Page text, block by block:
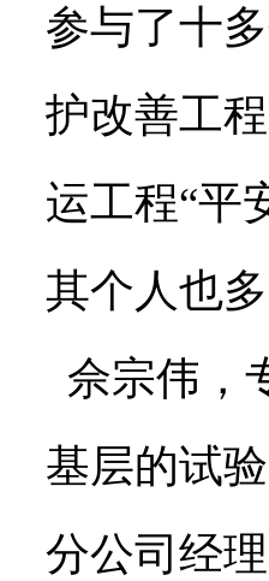
参与了十
护改善工
运工程“平
其个人也
佘宗伟，
基层的试
分公司经